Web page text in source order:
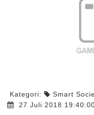
Kategori:
Smart
27 Juli 2018